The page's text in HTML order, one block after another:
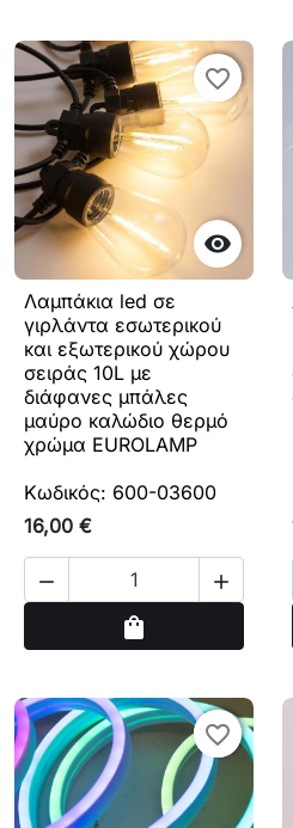

favorite_border
favorite_border
Λαμπάκια led σε
γιρλάντα εσωτερικού
και εξωτερικού χώρου
σειράς 10L με
διάφανες μπάλες
μαύρο καλώδιο θερμό
χρώμα EUROLAMP
Κωδικός: 600-03600
16,00 €
 
shopping_bag
favorite_border
favorite_border